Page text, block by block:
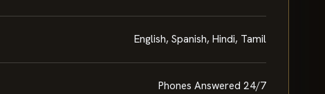
English, Spanish, Hindi, Tamil
Phones Answered 24/7